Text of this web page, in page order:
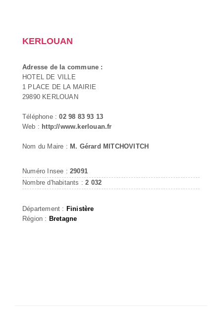
KERLOUAN
Adresse de la commune :
HOTEL DE VILLE
1 PLACE DE LA MAIRIE
29890 KERLOUAN
Téléphone :02 98 83 93 13
Web : http://www.kerlouan.fr
Nom du Maire : M. Gérard MITCHOVITCH
Numéro Insee : 29091
Nombre d'habitants :2 032
Département : Finistère
Région : Bretagne